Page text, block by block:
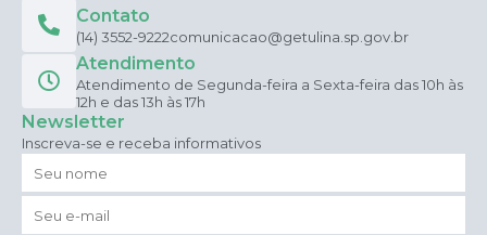
Contato
(14) 3552-9222comunicacao@getulina.sp.gov.br
Atendimento
Atendimento de Segunda-feira a Sexta-feira das 10h às
12h e das 13h às 17h
Newsletter
Inscreva-se e receba informativos